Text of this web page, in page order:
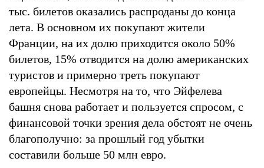
тыс. билетов оказались распроданы до конца
лета. В основном их покупают жители
Франции, на их долю приходится около 50%
билетов, 15% отводится на долю американских
туристов и примерно треть покупают
европейцы. Несмотря на то, что Эйфелева
башня снова работает и пользуется спросом, с
финансовой точки зрения дела обстоят не очень
благополучно: за прошлый год убытки
составили больше 50 млн евро.